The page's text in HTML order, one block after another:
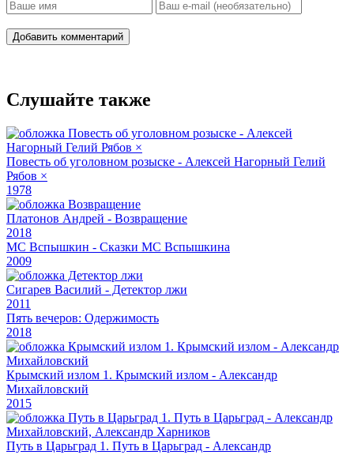
Добавить комментарий
Слушайте также
Повесть об уголовном розыске - Алексей Нагорный Гелий
Рябов ×
1978
Платонов Андрей - Возвращение
2018
MC Вспышкин - Сказки MC Вспышкина
2009
Сигарев Василий - Детектор лжи
2011
Пять вечеров: Одержимость
2018
Крымский излом 1. Крымский излом - Александр
Михайловский
2015
Путь в Царьград 1. Путь в Царьград - Александр